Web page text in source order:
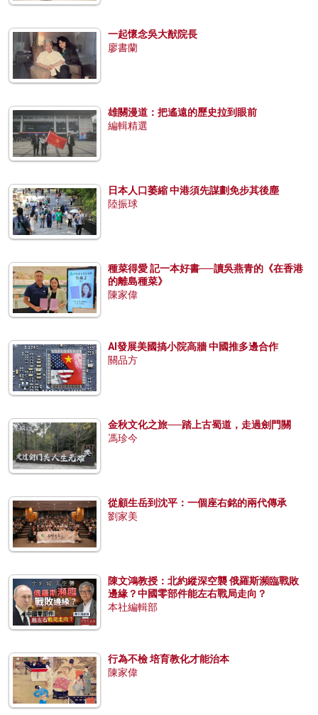
一起懷念吳大猷院長
廖書蘭
雄關漫道：把遙遠的歷史拉到眼前
編輯精選
日本人口萎縮 中港須先謀劃免步其後塵
陸振球
種菜得愛 記一本好書──讀吳燕青的《在香港
的離島種菜》
陳家偉
AI發展美國搞小院高牆 中國推多邊合作
關品方
金秋文化之旅──踏上古蜀道，走過劍門關
馮珍今
從顧生岳到沈平：一個座右銘的兩代傳承
劉家美
陳文鴻教授：北約縱深空襲 俄羅斯瀕臨戰敗
邊緣？中國零部件能左右戰局走向？
本社編輯部
行為不檢 培育教化才能治本
陳家偉